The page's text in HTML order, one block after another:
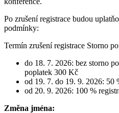
Po zrušení registrace budou
podmínky:
Termín zrušení registrace Storno
do 18. 7. 2026: bez storno
poplatek 300 Kč
od 19. 7. do 19. 9. 2026: 50
od 20. 9. 2026: 100 %
Změna jména: